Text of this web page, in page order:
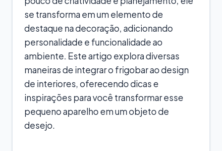
se transforma em um elemento de
destaque na decoração, adicionando
personalidade e funcionalidade ao
ambiente. Este artigo explora diversas
maneiras de integrar o frigobar ao design
de interiores, oferecendo dicas e
inspirações para você transformar esse
pequeno aparelho em um objeto de
desejo.